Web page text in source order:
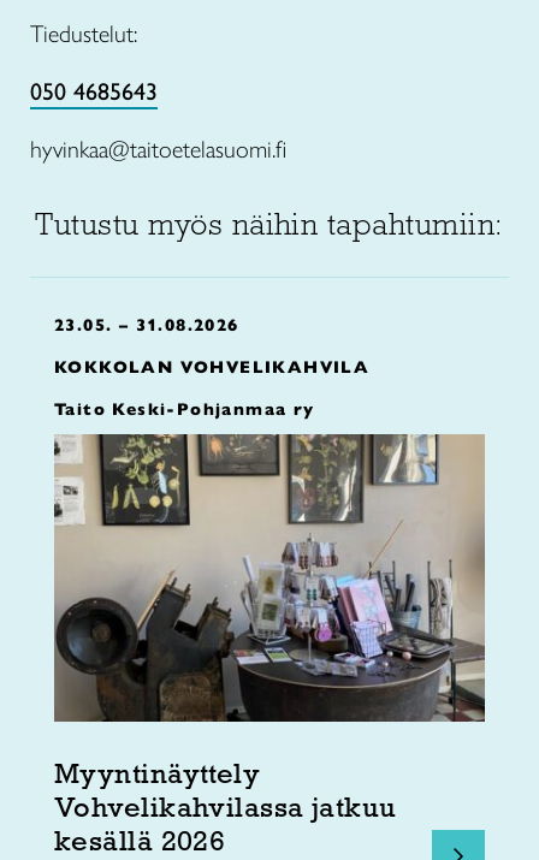
Tiedustelut:
050 4685643
hyvinkaa@taitoetelasuomi.fi
Tutustu myös näihin tapahtumiin:
23.05. – 31.08.2026
KOKKOLAN VOHVELIKAHVILA
Taito Keski-Pohjanmaa ry
Myyntinäyttely
Vohvelikahvilassa jatkuu
kesällä 2026